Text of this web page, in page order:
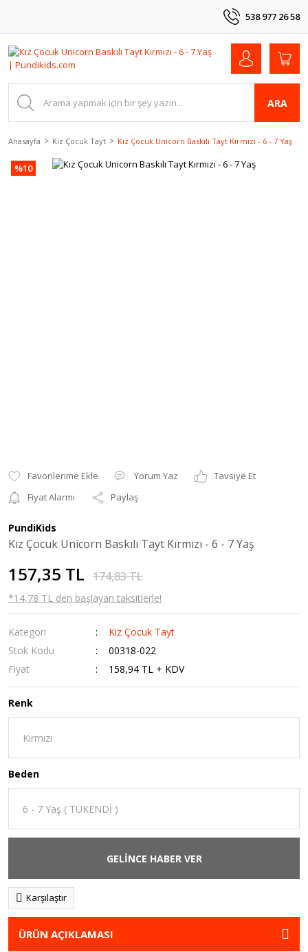
538 977 26 58
ARA
Anasayfa Kız Çocuk Tayt Kız Çocuk Unicorn Baskılı Tayt Kırmızı - 6 - 7 Yaş
%10
Yorum Yaz
Tavsiye Et
Fiyat Alarmı
Paylaş
PundiKids
Kız Çocuk Unicorn Baskılı Tayt Kırmızı - 6 - 7 Yaş
157,35 TL 174,83 TL
*14,78 TL den başlayan taksitlerle!
Kategori
Kız Çocuk Tayt
Stok Kodu
00318-022
Fiyat
158,94 TL + KDV
Renk
Beden
GELİNCE HABER VER
Karşılaştır
ÜRÜN AÇIKLAMASI